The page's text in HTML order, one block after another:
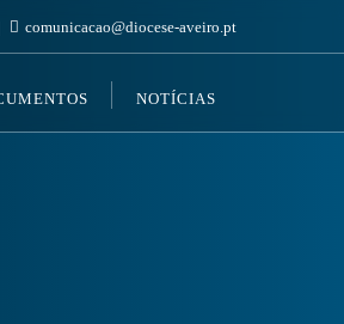
comunicacao@diocese-aveiro.pt
NOTÍCIAS